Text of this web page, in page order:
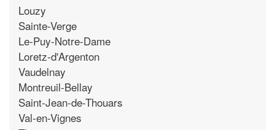
Louzy
Sainte-Verge
Le-Puy-Notre-Dame
Loretz-d'Argenton
Vaudelnay
Montreuil-Bellay
Saint-Jean-de-Thouars
Val-en-Vignes